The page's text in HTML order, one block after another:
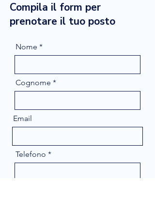
Compila il form per
prenotare il tuo posto
Nome
Cognome
Email
Telefono